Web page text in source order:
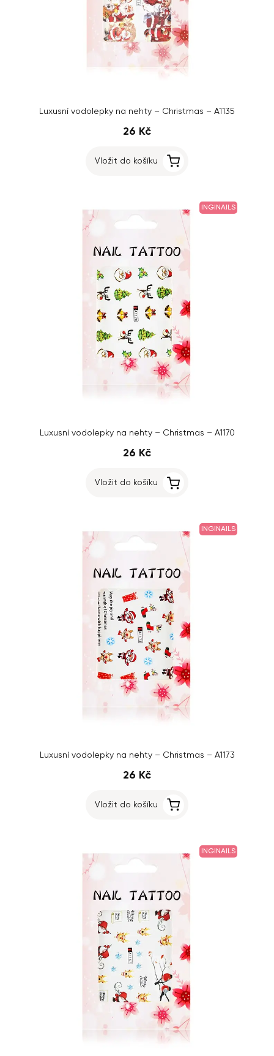
Luxusní vodolepky na nehty – Christmas – A1135
26 Kč
Vložit do košíku
INGINAILS
Luxusní vodolepky na nehty – Christmas – A1170
26 Kč
Vložit do košíku
INGINAILS
Luxusní vodolepky na nehty – Christmas – A1173
26 Kč
Vložit do košíku
INGINAILS